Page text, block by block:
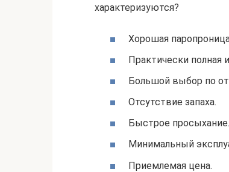
характеризуются?
Хорошая
Практически полная
Большой выбор по
Отсутствие запаха.
Быстрое просыхание.
Минимальный
Приемлемая цена.